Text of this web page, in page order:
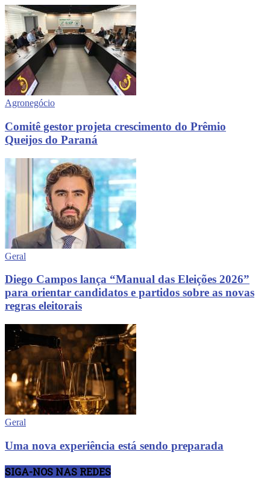
Agronegócio
Comitê gestor projeta crescimento do Prêmio
Queijos do Paraná
Geral
Diego Campos lança “Manual das Eleições 2026”
para orientar candidatos e partidos sobre as novas
regras eleitorais
Geral
Uma nova experiência está sendo preparada
SIGA-NOS NAS REDES